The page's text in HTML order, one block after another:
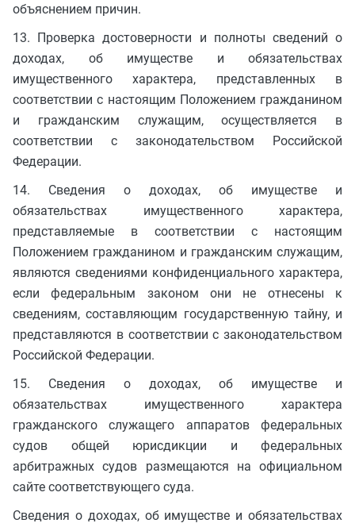
объяснением причин.
13. Проверка достоверности и полноты сведений о
доходах, об имуществе и обязательствах
имущественного характера, представленных в
соответствии с настоящим Положением гражданином
и гражданским служащим, осуществляется в
соответствии с законодательством Российской
Федерации.
14. Сведения о доходах, об имуществе и
обязательствах имущественного характера,
представляемые в соответствии с настоящим
Положением гражданином и гражданским служащим,
являются сведениями конфиденциального характера,
если федеральным законом они не отнесены к
сведениям, составляющим государственную тайну, и
представляются в соответствии с законодательством
Российской Федерации.
15. Сведения о доходах, об имуществе и
обязательствах имущественного характера
гражданского служащего аппаратов федеральных
судов общей юрисдикции и федеральных
арбитражных судов размещаются на официальном
сайте соответствующего суда.
Сведения о доходах, об имуществе и обязательствах